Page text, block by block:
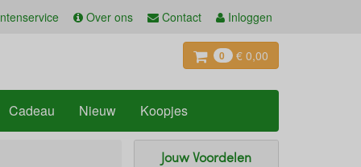
Over ons Contact Inloggen
0 € 0,00
Cadeau Nieuw Koopjes
Jouw Voordelen